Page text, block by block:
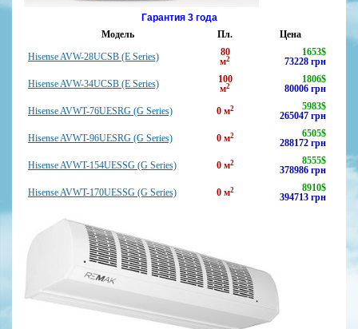
Гарантия 3 года
Модель
Пл.
Цена
Hisense AVW-28UCSB (E Series)
80
м2
1653$
73228 грн
Hisense AVW-34UCSB (E Series)
100
м2
1806$
80006 грн
Hisense AVWT-76UESRG (G Series)
0м2 5983$
265047 грн
Hisense AVWT-96UESRG (G Series)
0м2 6505$
288172 грн
Hisense AVWT-154UESSG (G Series)
0м2 8555$
378986 грн
Hisense AVWT-170UESSG (G Series)
0м2 8910$
394713 грн